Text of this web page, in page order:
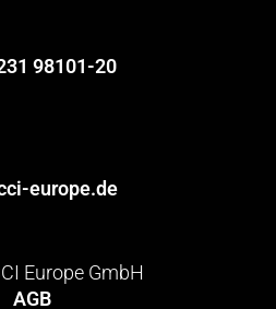
98101-20
europe.de
Europe GmbH
AGB